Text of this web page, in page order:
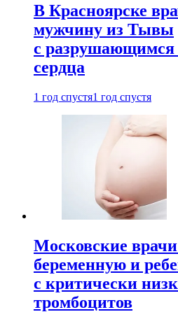
В Красноярске
мужчину из Тывы
с разрушающимся
сердца
1 год спустя1 год спустя
Московские
беременную и
с критически
тромбоцитов